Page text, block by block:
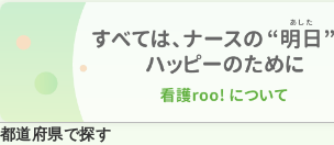
都道府県で探す